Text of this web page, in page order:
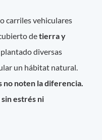
carriles vehiculares
detierra y
diversas
un hábitat natural.
no noten la diferencia.
estrés ni